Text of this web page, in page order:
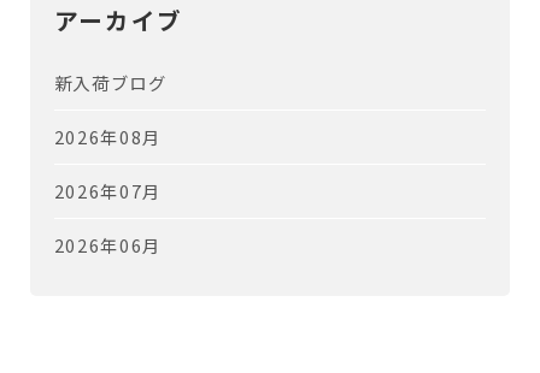
アーカイブ
新入荷ブログ
2026年08月
2026年07月
2026年06月